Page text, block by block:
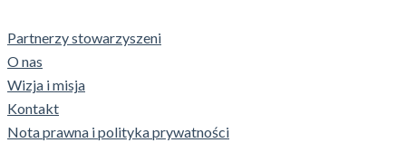
Partnerzy stowarzyszeni
O nas
Wizja i misja
Kontakt
Nota prawna i polityka prywatności